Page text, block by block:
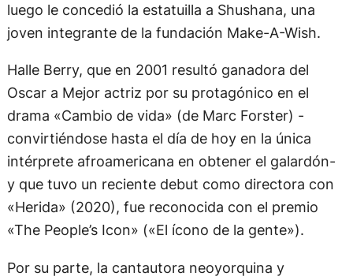
luego le concedió la estatuilla a Shushana, una
joven integrante de la fundación Make-A-Wish.
Halle Berry, que en 2001 resultó ganadora del
Oscar a Mejor actriz por su protagónico en el
drama «Cambio de vida» (de Marc Forster) -
convirtiéndose hasta el día de hoy en la única
intérprete afroamericana en obtener el galardón-
y que tuvo un reciente debut como directora con
«Herida» (2020), fue reconocida con el premio
«The People’s Icon» («El ícono de la gente»).
Por su parte, la cantautora neoyorquina y